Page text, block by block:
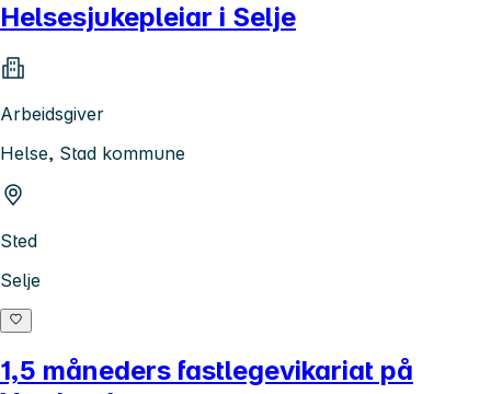
Helsesjukepleiar i Selje
Arbeidsgiver
Helse, Stad kommune
Sted
Selje
1,5 måneders fastlegevikariat på